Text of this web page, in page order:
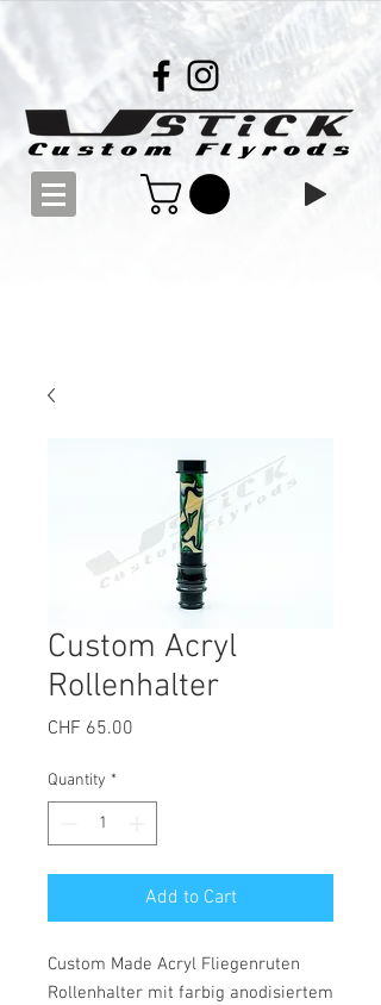
Custom Acryl
Rollenhalter
CHF 65.00
Quantity *
Add to Cart
Custom Made Acryl Fliegenruten
Rollenhalter mit farbig anodisiertem